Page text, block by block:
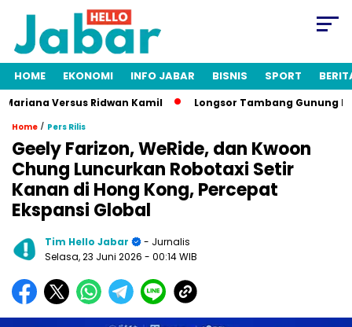
HOME EKONOMI INFO JABAR BISNIS SPORT
Versus Ridwan Kamil Longsor Tambang Gunung Kuda
Home / Pers Rilis
Geely Farizon, WeRide, dan Kwoon
Chung Luncurkan Robotaxi Setir
Kanan di Hong Kong, Percepat
Ekspansi Global
Tim Hello Jabar
- Jurnalis
Selasa, 23 Juni 2026 - 00:14 WIB